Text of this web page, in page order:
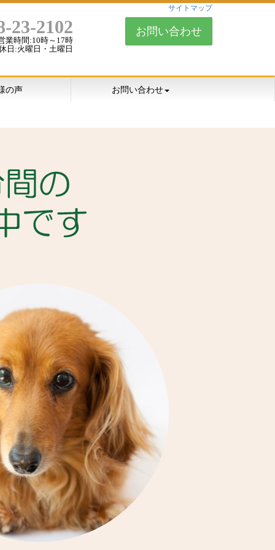
サイトマップ
23-2102
業時間:10時～17時
日:火曜日・土曜日
お問い合わせ
の声 お問い合わせ